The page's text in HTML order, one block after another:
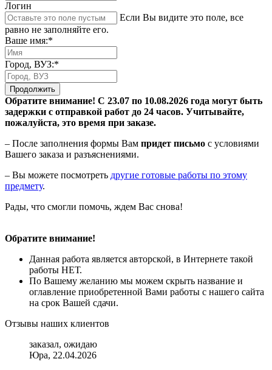
Логин
Если Вы видите это поле, все
равно не заполняйте его.
Ваше имя:*
Город, ВУЗ:*
Продолжить
Обратите внимание! С 23.07 по 10.08.2026 года могут быть
задержки с отправкой работ до 24 часов. Учитывайте,
пожалуйста, это время при заказе.
– После заполнения формы Вам придет письмо с условиями
Вашего заказа и разъяснениями.
– Вы можете посмотреть другие готовые работы по этому
предмету.
Рады, что смогли помочь, ждем Вас снова!
Обратите внимание!
Данная работа является авторской, в Интернете такой
работы НЕТ.
По Вашему желанию мы можем скрыть название и
оглавление приобретенной Вами работы с нашего сайта
на срок Вашей сдачи.
Отзывы наших клиентов
заказал, ожидаю
Юра, 22.04.2026